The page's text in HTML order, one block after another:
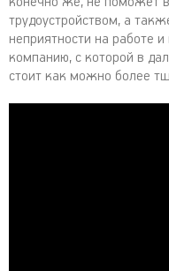
трудоустройством, а
неприятности на работе
компанию, с которой в
стоит как можно более